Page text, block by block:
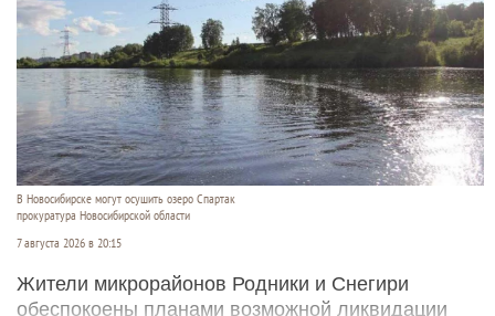
В Новосибирске могут осушить озеро Спартак
прокуратура Новосибирской области
7 августа 2026 в 20:15
Жители микрорайонов Родники и Снегири
обеспокоены планами возможной ликвидации